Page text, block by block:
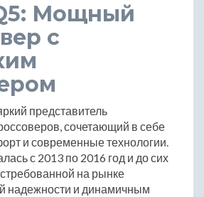
Мощный
с
представитель
сочетающий в себе
и современные технологии.
с 2013 по 2016 год и до сих
на рынке
надежности и динамичным